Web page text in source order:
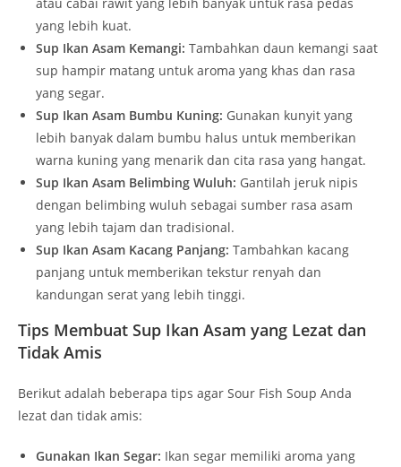
yang lebih kuat.
Sup Ikan Asam Kemangi: Tambahkan daun kemangi saat
sup hampir matang untuk aroma yang khas dan rasa
yang segar.
Sup Ikan Asam Bumbu Kuning: Gunakan kunyit yang
lebih banyak dalam bumbu halus untuk memberikan
warna kuning yang menarik dan cita rasa yang hangat.
Sup Ikan Asam Belimbing Wuluh: Gantilah jeruk nipis
dengan belimbing wuluh sebagai sumber rasa asam
yang lebih tajam dan tradisional.
Sup Ikan Asam Kacang Panjang: Tambahkan kacang
panjang untuk memberikan tekstur renyah dan
kandungan serat yang lebih tinggi.
Tips Membuat Sup Ikan Asam yang Lezat dan
Tidak Amis
Berikut adalah beberapa tips agar Sour Fish Soup Anda
lezat dan tidak amis:
Gunakan Ikan Segar: Ikan segar memiliki aroma yang